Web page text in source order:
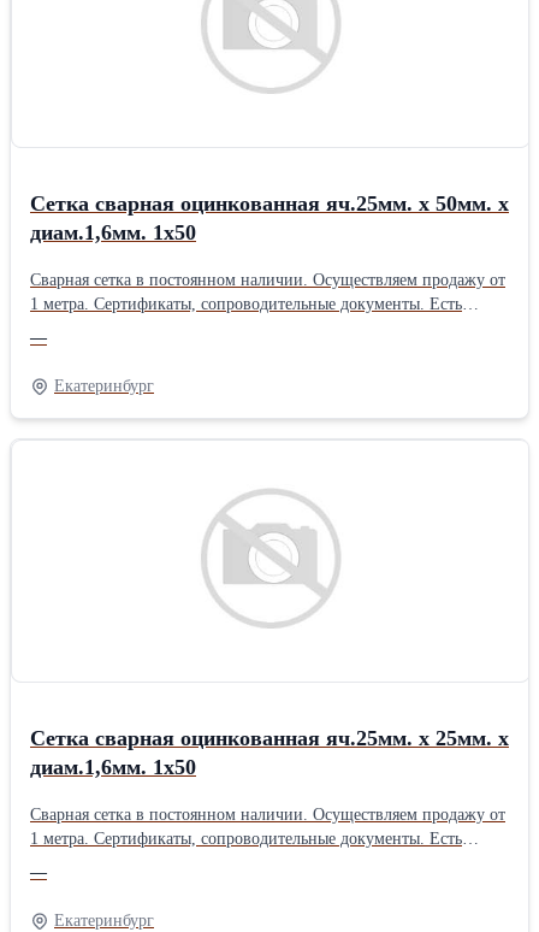
Сетка сварная оцинкованная яч.25мм. х 50мм. х
диам.1,6мм. 1х50
Сварная сетка в постоянном наличии. Осуществляем продажу от
1 метра. Сертификаты, сопроводительные документы. Есть
http://pt096.ru или отправив свой заказ на почту zakaz@pt096.ru
—
Екатеринбург
Сетка сварная оцинкованная яч.25мм. х 25мм. х
диам.1,6мм. 1х50
Сварная сетка в постоянном наличии. Осуществляем продажу от
1 метра. Сертификаты, сопроводительные документы. Есть
http://pt096.ru или отправив свой заказ на почту zakaz@pt096.ru
—
Екатеринбург